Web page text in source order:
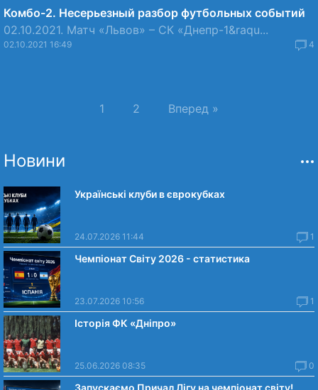
Комбо-2. Несерьезный разбор футбольных событий
02.10.2021. Матч «Львов» – СК «Днепр-1&raqu...
02.10.2021 16:49 4
1 2 Вперед »
Новини
Українські клуби в єврокубках
24.07.2026 11:44 1
Чемпіонат Світу 2026 - статистика
23.07.2026 10:56 1
Історія ФК «Дніпро»
25.06.2026 08:35 0
Запускаємо Причал Лігу на чемпіонат світу!